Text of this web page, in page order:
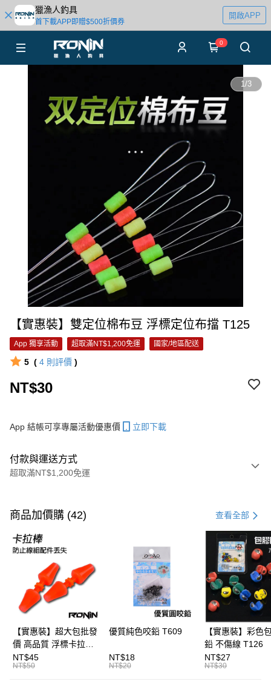
獵漁人釣具
首下載APP即贈$500折價券
開啟APP
0
1/3
【實惠裝】雙定位棉布豆 浮標定位布擋 T125
App 獨享活動 超取滿NT$1,200免運 國家/地區配送
5 ( 4 則評價 )
NT$30
App 結帳可享專屬活動優惠價 立即下載
付款與運送方式
超取滿NT$1,200免運
信用卡一次付款
信用卡分期付款
3 期 0 利率 每期 21家銀行
合作金庫商業銀行
第一商業銀行
華南商業銀行
彰化商業銀行
上海商業儲蓄銀行
台北富邦商業銀行
國泰世華商業銀行
兆豐國際商業銀行
臺灣中小企業銀行
台中商業銀行
匯豐（台灣）商業銀行
華泰商業銀行
聯邦商業銀行
元大商業銀行
超商取貨付款
Apple Pay
悠遊付
大哥付你分期
商品加價購 (42) 查看全部
【實惠裝】超大包批發
價 高品質 浮標卡拉棒
20入 T086
NT$45
NT$50
優質純色咬鉛 T609
NT$18
NT$20
【實惠裝】彩色
鉛 不傷線 T126
NT$27
NT$30